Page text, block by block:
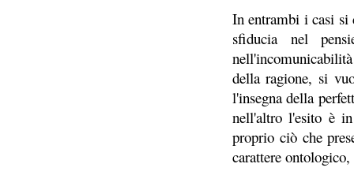
In entrambi i casi si
sfiducia nel
della ragione, si
l'insegna della
nell'altro l'esito è
proprio ciò che
carattere